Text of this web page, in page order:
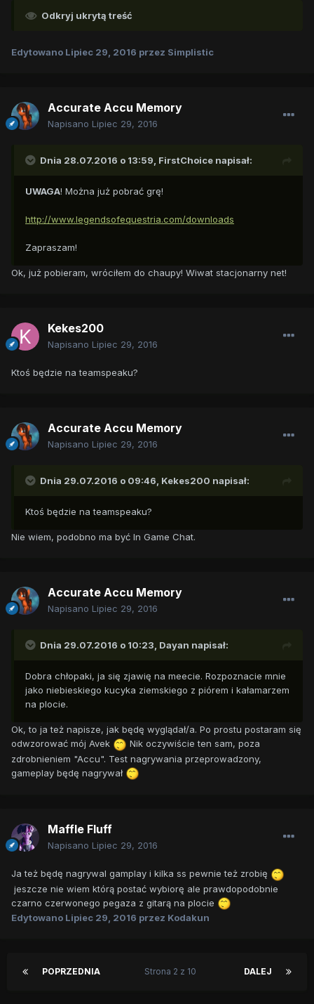
Odkryj ukrytą treść
Edytowano Lipiec 29, 2016 przez Simplistic
Accurate Accu Memory
Napisano Lipiec 29, 2016
Dnia 28.07.2016 o 13:59, FirstChoice napisał:
UWAGA! Można już pobrać grę!
http://www.legendsofequestria.com/downloads
Zapraszam!
Ok, już pobieram, wróciłem do chaupy! Wiwat stacjonarny net!
Kekes200
Napisano Lipiec 29, 2016
Ktoś będzie na teamspeaku?
Accurate Accu Memory
Napisano Lipiec 29, 2016
Dnia 29.07.2016 o 09:46, Kekes200 napisał:
Ktoś będzie na teamspeaku?
Nie wiem, podobno ma być In Game Chat.
Accurate Accu Memory
Napisano Lipiec 29, 2016
Dnia 29.07.2016 o 10:23, Dayan napisał:
Dobra chłopaki, ja się zjawię na meecie. Rozpoznacie mnie
jako niebieskiego kucyka ziemskiego z piórem i kałamarzem
na plocie.
Ok, to ja też napisze, jak będę wyglądał/a. Po prostu postaram się
odwzorować mój Avek
Nik oczywiście ten sam, poza
zdrobnieniem "Accu". Test nagrywania przeprowadzony,
gameplay będę nagrywał
Maffle Fluff
Napisano Lipiec 29, 2016
Ja też będę nagrywal gamplay i kilka ss pewnie też zrobię
jeszcze nie wiem którą postać wybiorę ale prawdopodobnie
czarno czerwonego pegaza z gitarą na plocie
Edytowano Lipiec 29, 2016 przez Kodakun
POPRZEDNIA DALEJ
Strona 2 z 10